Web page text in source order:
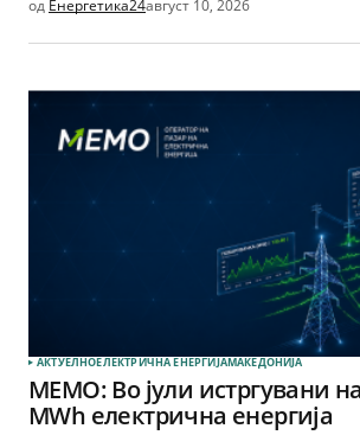
од Енергетика24август 10, 2026
АКТУЕЛНОЕЛЕКТРИЧНА ЕНЕРГИЈАМАКЕДОНИЈА
МЕМО: Во јули истргувани
MWh електрична енергија